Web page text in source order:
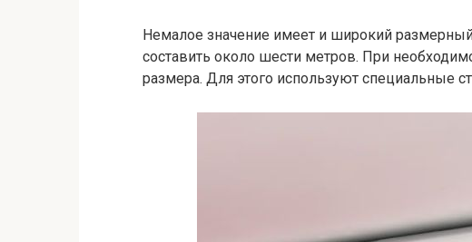
Немалое значение имеет и широкий
составить около шести метров. При
размера. Для этого используют специальные